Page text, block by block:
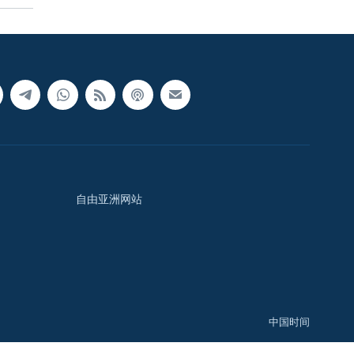
自由亚洲网站
中国时间